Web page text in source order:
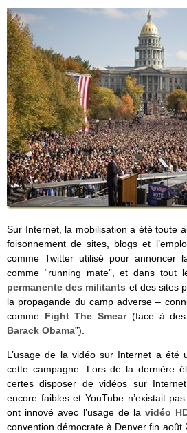
Sur Internet, la mobilisation a été toute
foisonnement de sites, blogs et
comme Twitter utilisé pour annoncer
comme “running mate”, et dans tout
permanente des militants et des sites
la propagande du camp adverse –
comme Fight The Smear(face à des
Barack Obama”).
L’usage de la vidéo sur Internet a été
cette campagne. Lors de la dernière
certes disposer de vidéos sur
encore faibles et YouTube n’existait
ont innové avec l’usage de lavidéo
convention démocrate à Denver fin août